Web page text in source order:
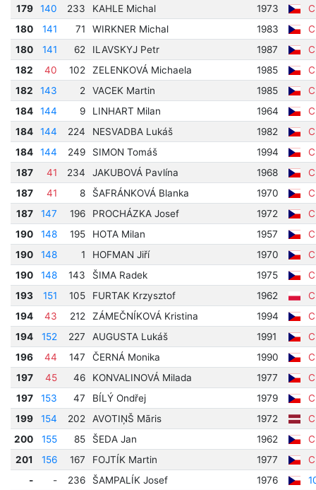
179
140 233 KAHLE Michal 1973
180
141 71 WIRKNER Michal 1983
180
141 62 ILAVSKYJ Petr 1987
182
40 102 ZELENKOVÁ Michaela 1985
182
143 2 VACEK Martin 1985
184
144 9 LINHART Milan 1964
184
144 224 NESVADBA Lukáš 1982
184
144 249 SIMON Tomáš 1994
187
41 234 JAKUBOVÁ Pavlína 1968
187
41 8 ŠAFRÁNKOVÁ Blanka 1970
187
147 196 PROCHÁZKA Josef 1972
190
148 195 HOTA Milan 1957
190
148 1 HOFMAN Jiří 1970
190
148 143 ŠIMA Radek 1975
193
151 105 FURTAK Krzysztof 1962
194
43 212 ZÁMEČNÍKOVÁ Kristina 1994
194
152 227 AUGUSTA Lukáš 1991
196
44 147 ČERNÁ Monika 1990
197
45 46 KONVALINOVÁ Milada 1977
197
153 47 BÍLÝ Ondřej 1979
199
154 202 AVOTIŅŠ Māris 1972
200
155 85 ŠEDA Jan 1962
201
156 167 FOJTÍK Martin 1977
-
- 236 ŠAMPALÍK Josef 1976